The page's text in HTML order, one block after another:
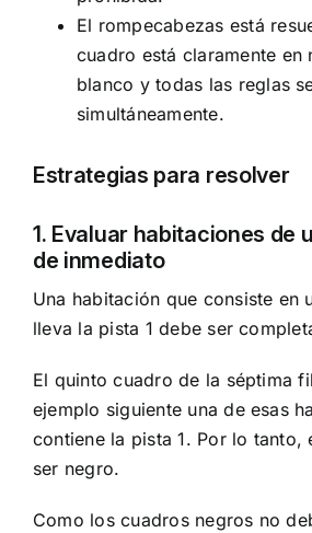
El rompecabezas está
cuadro está claramente en
blanco y todas las reglas
simultáneamente.
Estrategias para resolver
1. Evaluar habitaciones de
de inmediato
Una habitación que consiste en
lleva la pista 1 debe ser
El quinto cuadro de la séptima
ejemplo siguiente una de esas
contiene la pista 1. Por lo tanto,
ser negro.
Como los cuadros negros no